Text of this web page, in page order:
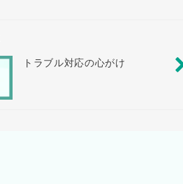
トラブル対応の心がけ